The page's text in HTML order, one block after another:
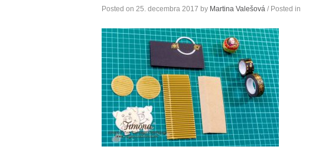
Posted on 25. decembra 2017 by Martina Valešová / Posted in